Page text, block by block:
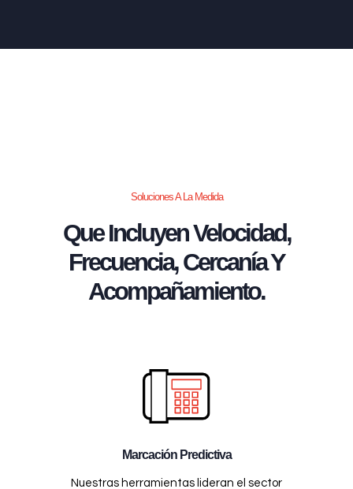
Soluciones A La Medida
Que Incluyen Velocidad,
Frecuencia, Cercanía Y
Acompañamiento.
Marcación Predictiva
Nuestras herramientas lideran el sector